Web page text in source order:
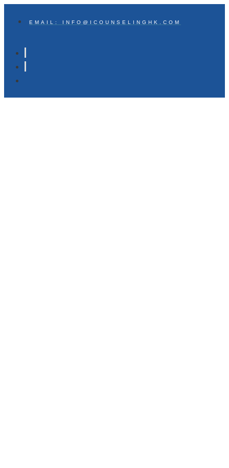
EMAIL: INFO@ICOUNSELINGHK.COM